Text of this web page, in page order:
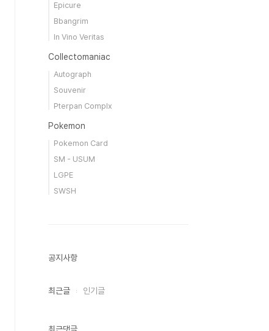
Epicure
Bbangrim
In Vino Veritas
Collectomaniac
Autograph
Souvenir
Pterpan Complx
Pokemon
Pokemon Card
SM - USUM
LGPE
SWSH
공지사항
최근글 인기글